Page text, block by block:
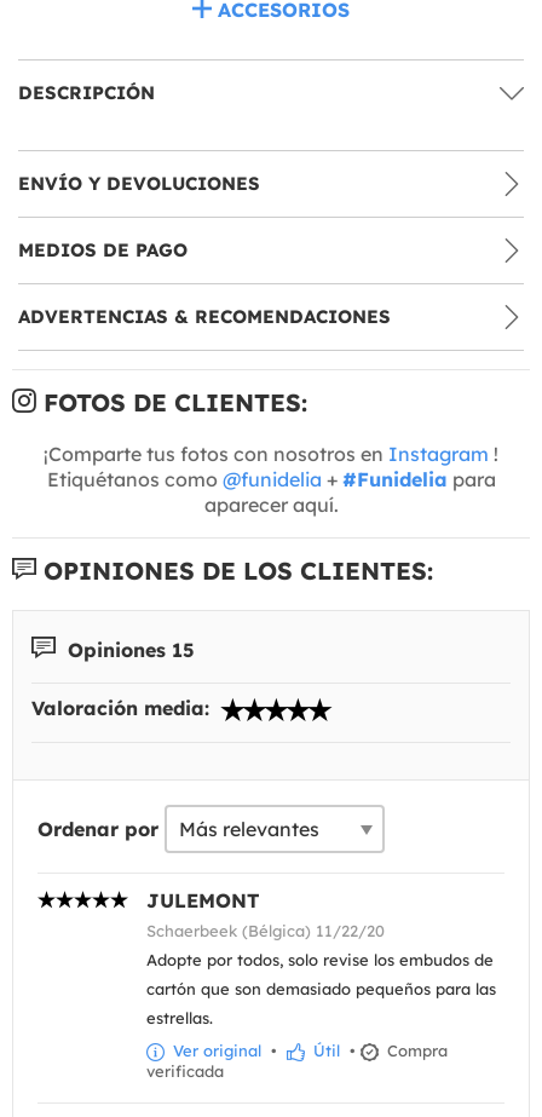
ACCESORIOS
DESCRIPCIÓN
ENVÍO Y DEVOLUCIONES
MEDIOS DE PAGO
ADVERTENCIAS & RECOMENDACIONES
FOTOS DE CLIENTES:
¡Comparte tus fotos con nosotros en Instagram !
Etiquétanos como @funidelia + #Funidelia para
aparecer aquí.
OPINIONES DE LOS CLIENTES:
Opiniones 15
Valoración media:
Ordenar por
JULEMONT
Schaerbeek (Bélgica) 11/22/20
Adopte por todos, solo revise los embudos de
cartón que son demasiado pequeños para las
estrellas.
Ver original • Útil •
Compra
verificada